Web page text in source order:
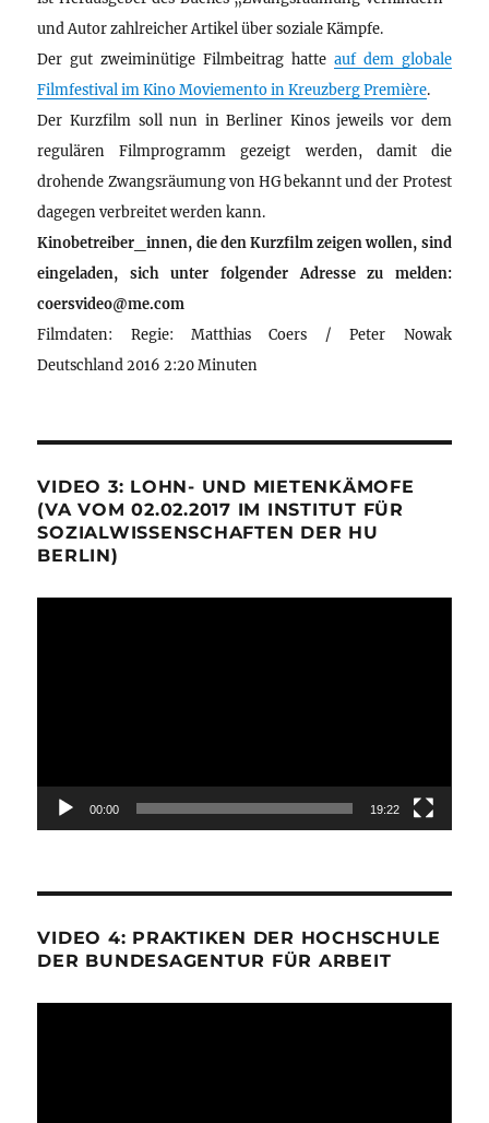
und Autor zahlreicher Artikel über soziale Kämpfe.
Der gut zweiminütige Filmbeitrag hatte auf dem globale
Filmfestival im Kino Moviemento in Kreuzberg Première.
Der Kurzfilm soll nun in Berliner Kinos jeweils vor dem
regulären Filmprogramm gezeigt werden, damit die
drohende Zwangsräumung von HG bekannt und der Protest
dagegen verbreitet werden kann.
Kinobetreiber_innen, die den Kurzfilm zeigen wollen, sind
eingeladen, sich unter folgender Adresse zu melden:
coersvideo@me.com
Filmdaten: Regie: Matthias Coers / Peter Nowak
Deutschland 2016 2:20 Minuten
VIDEO 3: LOHN- UND MIETENKÄMOFE
(VA VOM 02.02.2017 IM INSTITUT FÜR
SOZIALWISSENSCHAFTEN DER HU
BERLIN)
00:00 19:22
VIDEO 4: PRAKTIKEN DER HOCHSCHULE
DER BUNDESAGENTUR FÜR ARBEIT